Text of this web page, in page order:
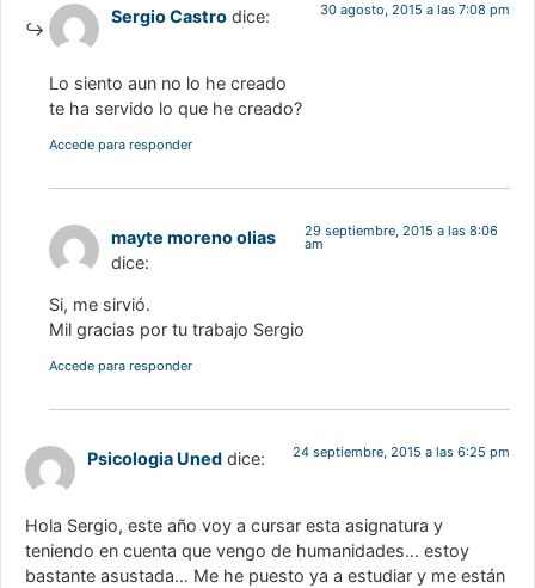
Sergio Castro dice: 30 agosto, 2015 a las 7:08 pm
Lo siento aun no lo he creado
te ha servido lo que he creado?
Accede para responder
mayte moreno olias
dice:
29 septiembre, 2015 a las 8:06
am
Si, me sirvió.
Mil gracias por tu trabajo Sergio
Accede para responder
Psicologia Uned dice: 24 septiembre, 2015 a las 6:25 pm
Hola Sergio, este año voy a cursar esta asignatura y
teniendo en cuenta que vengo de humanidades… estoy
bastante asustada… Me he puesto ya a estudiar y me están